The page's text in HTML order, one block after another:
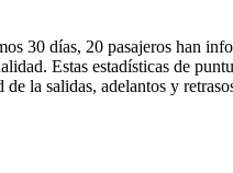
30 días, 20 pasajeros han
Estas estadísticas de
la salidas, adelantos y